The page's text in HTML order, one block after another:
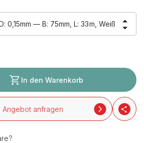
0,15mm — B: 75mm, L: 33m, Weiß
In den Warenkorb
Angebot anfragen